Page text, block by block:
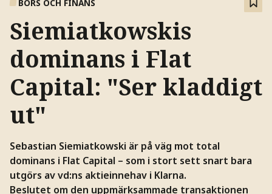
BÖRS OCH FINANS
Siemiatkowskis
dominans i Flat
Capital: "Ser kladdigt
ut"
Sebastian Siemiatkowski är på väg mot total
dominans i Flat Capital – som i stort sett snart bara
utgörs av vd:ns aktieinnehav i Klarna.
Beslutet om den uppmärksammade transaktionen